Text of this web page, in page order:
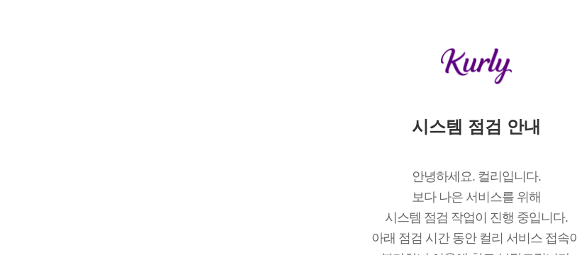
시스템 점검 안내
안녕하세요. 컬리입니다.
보다 나은 서비스를 위해
시스템 점검 작업이 진행 중입니다.
아래 점검 시간 동안 컬리 서비스 접속이